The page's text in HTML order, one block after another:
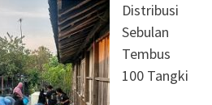
Distribusi
Sebulan
Tembus
100 Tangki